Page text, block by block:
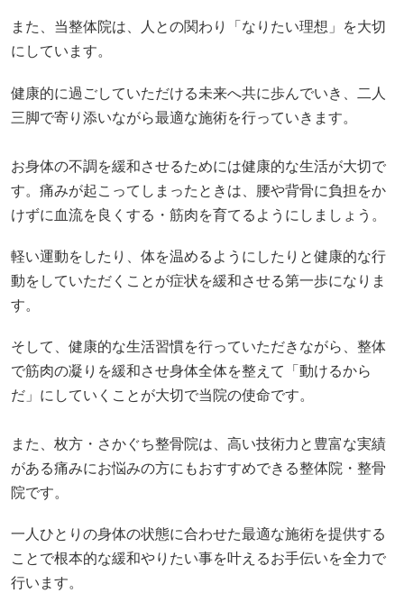
また、当整体院は、人との関わり「なりたい理想」を大切
にしています。
健康的に過ごしていただける未来へ共に歩んでいき、二人
三脚で寄り添いながら最適な施術を行っていきます。
お身体の不調を緩和させるためには健康的な生活が大切で
す。痛みが起こってしまったときは、腰や背骨に負担をか
けずに血流を良くする・筋肉を育てるようにしましょう。
軽い運動をしたり、体を温めるようにしたりと健康的な行
動をしていただくことが症状を緩和させる第一歩になりま
す。
そして、健康的な生活習慣を行っていただきながら、整体
で筋肉の凝りを緩和させ身体全体を整えて「動けるから
だ」にしていくことが大切で当院の使命です。
また、枚方・さかぐち整骨院は、高い技術力と豊富な実績
がある痛みにお悩みの方にもおすすめできる整体院・整骨
院です。
一人ひとりの身体の状態に合わせた最適な施術を提供する
ことで根本的な緩和やりたい事を叶えるお手伝いを全力で
行います。